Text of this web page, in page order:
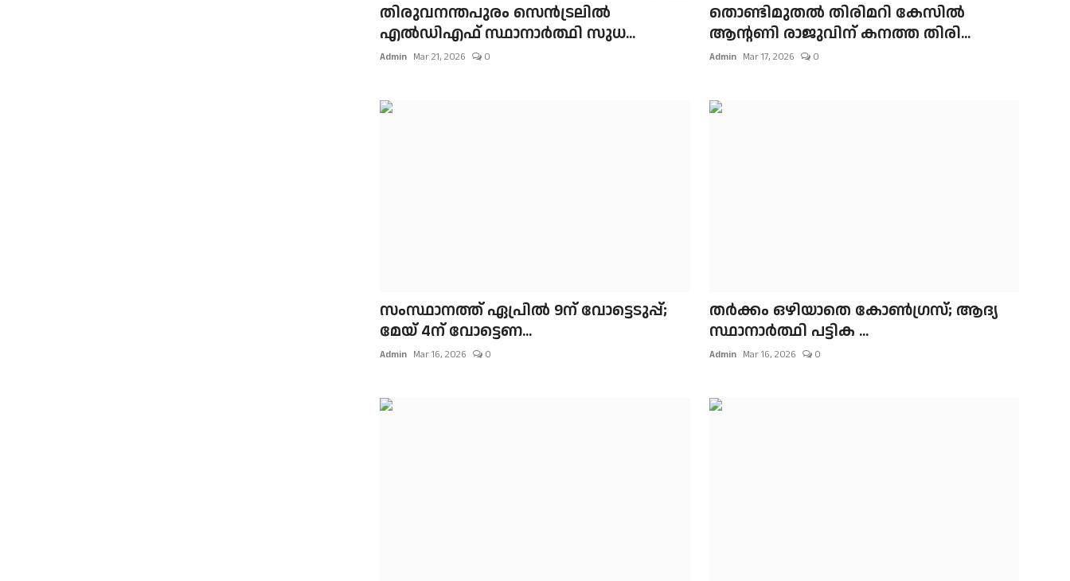
തിരുവനന്തപുരം സെന്‍ട്രലില്‍
എല്‍ഡിഎഫ് സ്ഥാനാര്‍ത്ഥി സുധ...
Admin Mar 21, 2026 0
തൊണ്ടിമുതല്‍ തിരിമറി കേസില്‍
ആന്റണി രാജുവിന് കനത്ത തിരി...
Admin Mar 17, 2026 0
സംസ്ഥാനത്ത് ഏപ്രില്‍ 9ന് വോട്ടെടുപ്പ്;
മേയ് 4ന് വോട്ടെണ...
Admin Mar 16, 2026 0
തര്‍ക്കം ഒഴിയാതെ കോണ്‍ഗ്രസ്; ആദ്യ
സ്ഥാനാര്‍ത്ഥി പട്ടിക ...
Admin Mar 16, 2026 0